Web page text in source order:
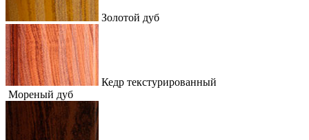
Золотой дуб
Кедр текстурированный
Мореный дуб